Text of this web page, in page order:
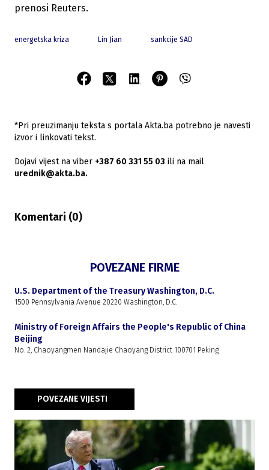
prenosi Reuters.
energetska kriza Lin Jian sankcije SAD
*Pri preuzimanju teksta s portala Akta.ba potrebno je navesti
izvor i linkovati tekst.
Dojavi vijest na viber +387 60 331 55 03 ili na mail
urednik@akta.ba.
Komentari (0)
POVEZANE FIRME
U.S. Department of the Treasury Washington, D.C.
1500 Pennsylvania Avenue 20220 Washington, D.C.
Ministry of Foreign Affairs the People's Republic of China
Beijing
No. 2, Chaoyangmen Nandajie Chaoyang District 100701 Peking
POVEZANE VIJESTI